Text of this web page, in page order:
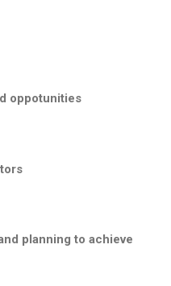
oppotunities
planning to achieve